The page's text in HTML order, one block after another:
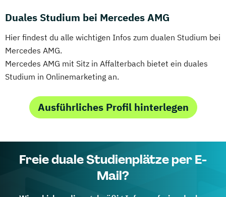
Duales Studium bei Mercedes AMG
Hier findest du alle wichtigen Infos zum dualen Studium bei
Mercedes AMG.
Mercedes AMG mit Sitz in Affalterbach bietet ein duales
Studium in Onlinemarketing an.
Ausführliches Profil hinterlegen
Freie duale Studienplätze per E-
Mail?